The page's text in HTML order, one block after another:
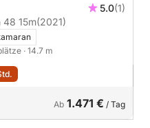
5.0(1)
48 15m(2021)
· 14.7 m
Ab 1.471 € / Tag